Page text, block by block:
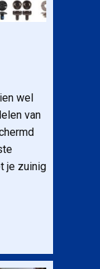
wel
van
je zuinig